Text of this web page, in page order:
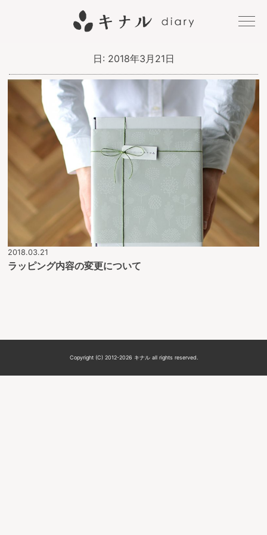
キナル
diary
日: 2018年3月21日
2018.03.21
ラッピング内容の変更について
Copyright (C) 2012-2026 キナル all rights reserved.